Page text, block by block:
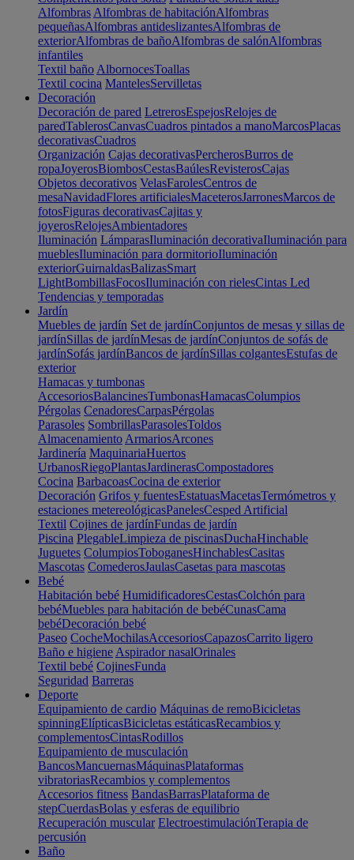
Alfombras Alfombras de habitaciónAlfombras
pequeñasAlfombras antideslizantesAlfombras de
exteriorAlfombras de bañoAlfombras de salónAlfombras
infantiles
Textil baño AlbornocesToallas
Textil cocina MantelesServilletas
Decoración
Decoración de pared LetrerosEspejosRelojes de
paredTablerosCanvasCuadros pintados a manoMarcosPlacas
decorativasCuadros
Organización Cajas decorativasPercherosBurros de
ropaJoyerosBiombosCestasBaúlesRevisterosCajas
Objetos decorativos VelasFarolesCentros de
mesaNavidadFlores artificialesMaceterosJarronesMarcos de
fotosFiguras decorativasCajitas y
joyerosRelojesAmbientadores
Iluminación LámparasIluminación decorativaIluminación para
mueblesIluminación para dormitorioIluminación
exteriorGuirnaldasBalizasSmart
LightBombillasFocosIluminación con rielesCintas Led
Tendencias y temporadas
Jardín
Muebles de jardín Set de jardínConjuntos de mesas y sillas de
jardínSillas de jardínMesas de jardínConjuntos de sofás de
jardínSofás jardínBancos de jardínSillas colgantesEstufas de
exterior
Hamacas y tumbonas
AccesoriosBalancinesTumbonasHamacasColumpios
Pérgolas CenadoresCarpasPérgolas
Parasoles SombrillasParasolesToldos
Almacenamiento ArmariosArcones
Jardinería MaquinariaHuertos
UrbanosRiegoPlantasJardinerasCompostadores
Cocina BarbacoasCocina de exterior
Decoración Grifos y fuentesEstatuasMacetasTermómetros y
estaciones metereológicasPanelesCesped Artificial
Textil Cojines de jardínFundas de jardín
Piscina PlegableLimpieza de piscinasDuchaHinchable
Juguetes ColumpiosToboganesHinchablesCasitas
Mascotas ComederosJaulasCasetas para mascotas
Bebé
Habitación bebé HumidificadoresCestasColchón para
bebéMuebles para habitación de bebéCunasCama
bebéDecoración bebé
Paseo CocheMochilasAccesoriosCapazosCarrito ligero
Baño e higiene Aspirador nasalOrinales
Textil bebé CojinesFunda
Seguridad Barreras
Deporte
Equipamiento de cardio Máquinas de remoBicicletas
spinningElípticasBicicletas estáticasRecambios y
complementosCintasRodillos
Equipamiento de musculación
BancosMancuernasMáquinasPlataformas
vibratoriasRecambios y complementos
Accesorios fitness BandasBarrasPlataforma de
stepCuerdasBolas y esferas de equilibrio
Recuperación muscular ElectroestimulaciónTerapia de
percusión
Baño